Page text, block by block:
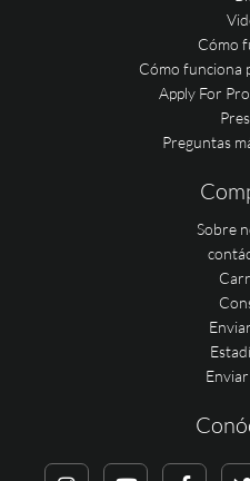
Cómo
Cómo funciona
Apply For
Preguntas
Sobre